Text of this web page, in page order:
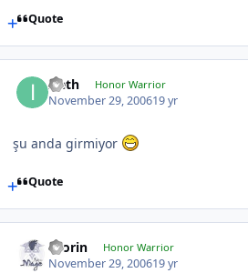
Quote
Ireth Honor Warrior
November 29, 200619 yr
şu anda girmiyor
Quote
Olorin Honor Warrior
November 29, 200619 yr